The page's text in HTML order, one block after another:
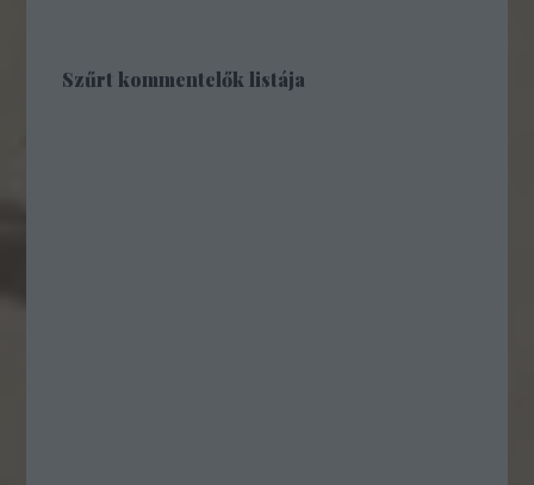
Szűrt kommentelők listája